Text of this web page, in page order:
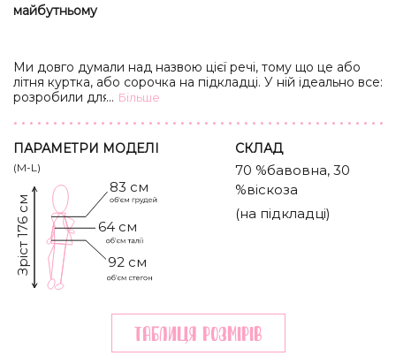
майбутньому
Ми довго думали над назвою цієї речі, тому що це або
літня куртка, або сорочка на підкладці. У ній ідеально все:
розробили для тих, кому здається скучним вдягати
ґудзики, всередині рожева бавовняна підкладка. Рукави
і низ рівні, але мають додатково тонкі резинки і затяжки,
щоб змінювати силует. Будемо носити окремо або зі
штанами чи шортами в тон.
... Бiльше
ПАРАМЕТРИ МОДЕЛІ
(M-L)
83 см
Зріст 176 см 64 см
92 см
CКЛАД
70 %бавовна, 30
%віскоза
(на підкладці)
Таблиця розмiрiв